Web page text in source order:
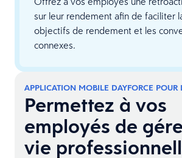
sur leur rendement afin de faciliter
objectifs de rendement et les
connexes.
APPLICATION MOBILE DAYFORCE POUR
Permettez à vos
employés de
vie